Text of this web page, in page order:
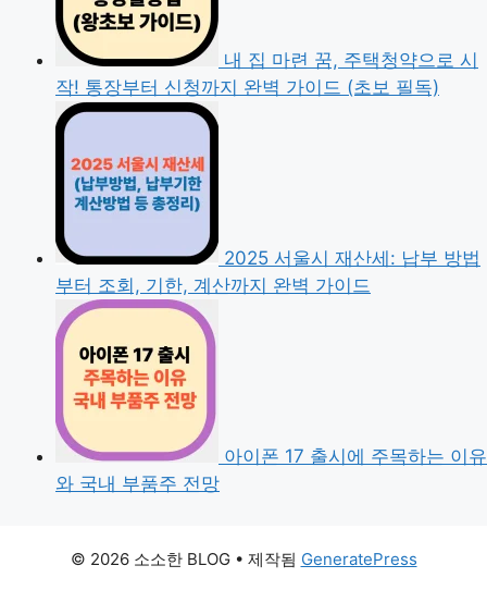
내 집 마련 꿈, 주택청약으로 시
작! 통장부터 신청까지 완벽 가이드 (초보 필독)
2025 서울시 재산세: 납부 방법
부터 조회, 기한, 계산까지 완벽 가이드
아이폰 17 출시에 주목하는 이유
와 국내 부품주 전망
© 2026 소소한 BLOG• 제작됨 GeneratePress